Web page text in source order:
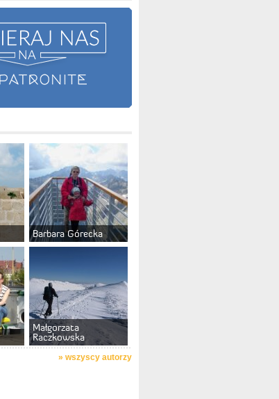
Barbara Górecka
Małgorzata
Raczkowska
» wszyscy autorzy